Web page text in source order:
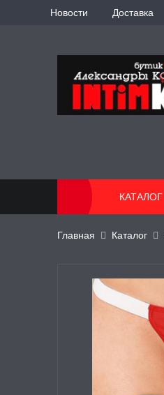
Новости Доставка
КАТАЛОГ
Главная Каталог